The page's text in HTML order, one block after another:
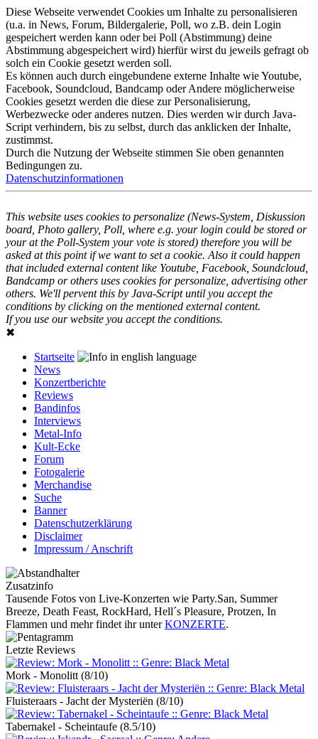
Diese Webseite verwendet Cookies um Inhalte zu personalisieren
(u.a. in News, Forum, Bildergalerie, Poll, wo z.B. dein Login
gespeichert werden kann oder bei Poll (Abstimmung) deine
Abstimmung abgespeichert wird) hierfür wirst du jeweils gefragt ob
solch ein Cookie gesetzt werden soll.
Es können auch durch eingebundene externe Inhalte wie Youtube,
Facebook, Soundcloud, Bandcamp oder Andere möglicherweise
Cookies gesetzt werden die diese zur Personalisierung,
Werbezwecke oder anderes nutzen. Dies werden wir durch Java-
Script verhindern, bis zu selbst, durch das anklicken der Inhalte,
zustimmst.
Durch die Nutzung der Webseite stimmen Sie oben genannten
Bedingungen zu.
Datenschutzinformationen
This website uses cookies to personalize (News-System, Diskussion
board, Photo gallery, Poll, where e.g. your login could be stored or
your at the Poll-System your vote is stored) therefore you will be
asked at this point if we want to set a cookie. Also it could happen
that included external content like Youtube, Facebook, Soundcloud,
Bandcamp or others uses cookies for personalize, advertising other
others. We'll pervent this by Java-Script until you accept the
conditions by clicking on the mentioned external content.
If you use our website you accept the conditions.
✖
Startseite
News
Konzertberichte
Reviews
Bandinfos
Interviews
Metal-Info
Kult-Ecke
Forum
Fotogalerie
Merchandise
Suche
Banner
Datenschutzerklärung
Disclaimer
Impressum / Anschrift
Zusatzinfo
Tausende Fotos von Live-Konzerten wie Party.San, Summer
Breeze, Death Feast, RockHard, Hell´s Pleasure, Protzen, In
Flammen und mehr findet ihr unterKONZERTE.
Letzte Reviews
Mork - Monolitt (8/10)
Fluisteraars - Jacht der Mysteriën (8/10)
Tabernakel - Scheintaufe (8.5/10)